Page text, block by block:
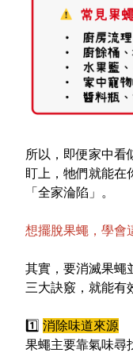
所以，即便家中看
盯上，牠們就能在
「全家淪陷」。
想擺脫果蠅，學會
其實，要消滅果蠅
三大訣竅，就能有
1️ 消除味道來源
果蠅主要靠氣味尋